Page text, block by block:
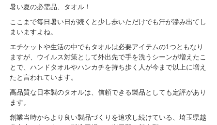
暑い夏の必需品、タオル！
ここまで毎日暑い日が続くと少し歩いただけでも汗が滲み出てし
まいますよね。
エチケットや生活の中でもタオルは必要アイテムの1つともなり
ますが、ウイルス対策として外出先で手を洗うシーンが増えたこ
とで、ハンドタオルやハンカチを持ち歩く人が今まで以上に増え
たと言われています。
高品質な日本製のタオルは、信頼できる製品としても定評があり
ます。
創業当時からより良い製品づくりを追求し続けている、埼玉県越